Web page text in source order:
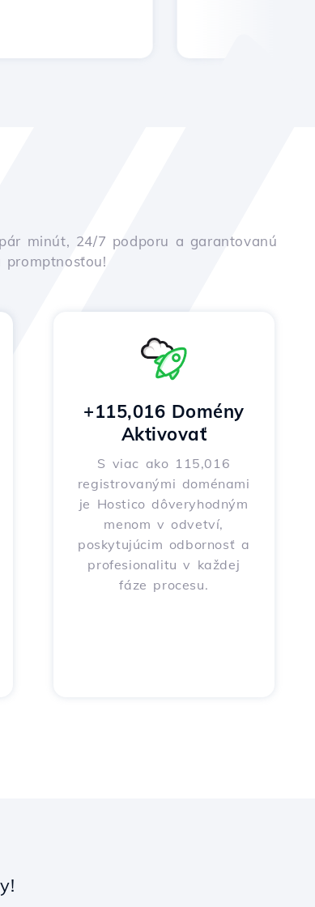
minút, 24/7 podporu a garantovanú
+115,016 Domény
Aktivovať
S viac ako 115,016
registrovanými doménami
je Hostico dôveryhodným
menom v odvetví,
poskytujúcim odbornosť a
profesionalitu v každej
fáze procesu.